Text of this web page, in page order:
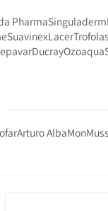
PharmaSinguladerm
SuavinexLacer
DucrayOzoaqua
Arturo AlbaMon